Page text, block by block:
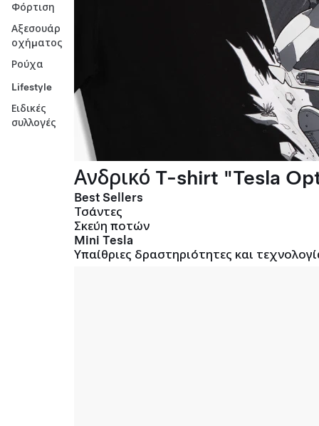
Φόρτιση
Αξεσουάρ
οχήματος
Ρούχα
Lifestyle
Ειδικές
συλλογές
Ανδρικό T-shirt "Tesla
Best Sellers
Τσάντες
Σκεύη ποτών
Mini Tesla
Υπαίθριες δραστηριότητες και